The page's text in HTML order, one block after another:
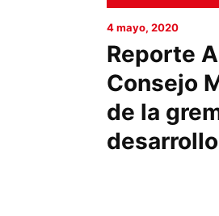
Minerí­a Subterránea
Columnas de Opinión
4 mayo, 2020
Reporte
Consejo
de la